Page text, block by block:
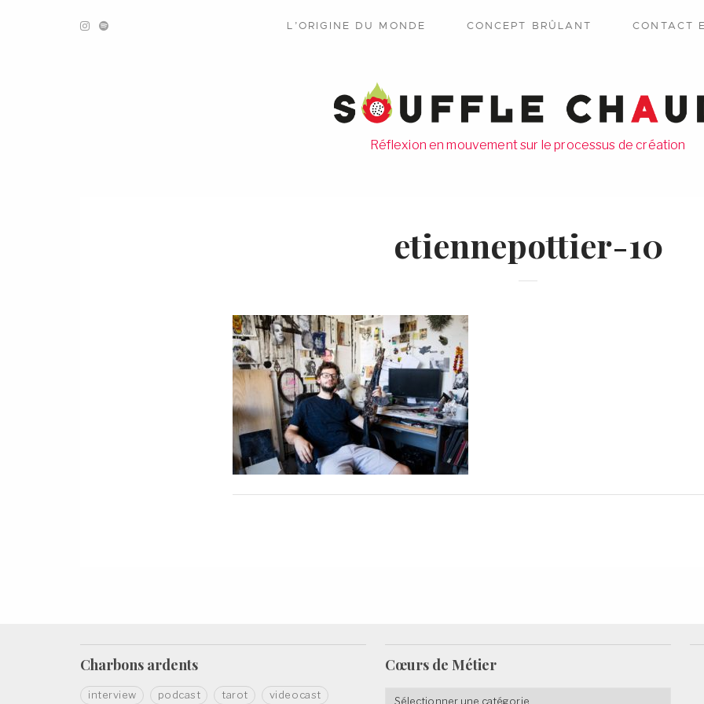
L’ORIGINE DU MONDE CONCEPT BRÛLANT CONTACT
Réflexion en mouvement sur le processus de création
etiennepottier-10
Charbons ardents
interview podcast tarot videocast
Cœurs de Métier
Cœurs